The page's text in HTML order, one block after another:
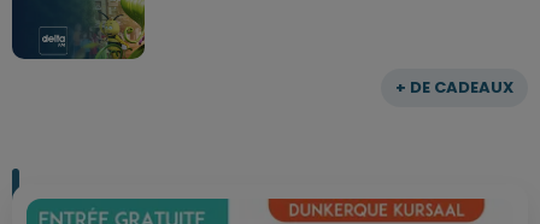
+ DE CADEAUX